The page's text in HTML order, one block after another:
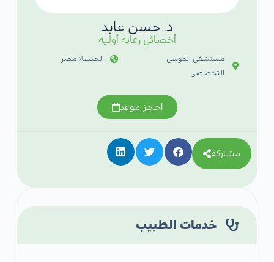
د. حسن عابد
أخصائي رعاية أولية
مستشفى الموسى
التخصصي
الجنسة: مصر
احجز موعد
مشاركة
خدمات الطبيب